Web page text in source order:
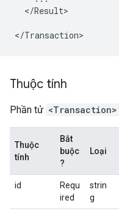
</Result>
Thuộc tính
Phần tử <Transaction>
Thuộc
tính
Bắt
buộc
?
Loại
id
Requ
ired
strin
g